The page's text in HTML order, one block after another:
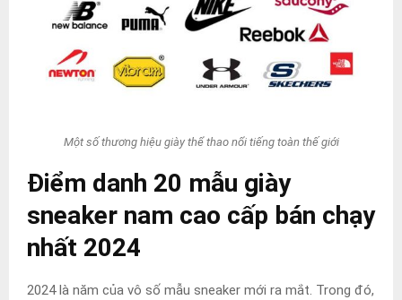
Một số thương hiệu giày thể thao nổi tiếng toàn thế giới
Điểm danh 20 mẫu giày
sneaker nam cao cấp bán chạy
nhất 2024
2024 là năm của vô số mẫu sneaker mới ra mắt. Trong đó,